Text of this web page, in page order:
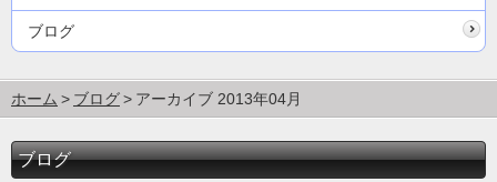
ブログ
ホーム ブログ アーカイブ 2013年04月
ブログ